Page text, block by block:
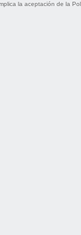
la aceptación de la